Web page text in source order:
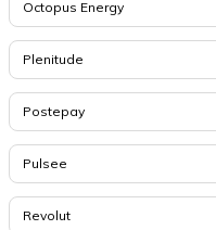
Octopus Energy
Plenitude
Postepay
Pulsee
Revolut